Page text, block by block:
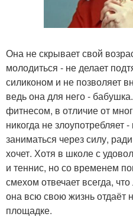
Она не скрывает свой
молодиться - не делает
силиконом и не позволяет
ведь она для него -
фитнесом, в отличие от
никогда не злоупотребляет
заниматься через силу,
хочет. Хотя в школе с
и теннис, но со временем
смехом отвечает всегда,
она всю свою жизнь отдаёт
площадке.